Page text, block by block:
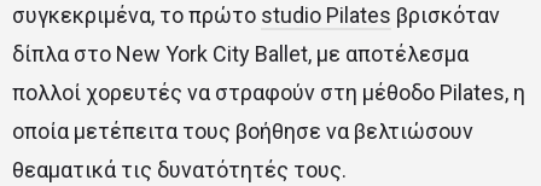
συγκεκριμένα, το πρώτο studio Pilates βρισκόταν
δίπλα στο New York City Ballet, με αποτέλεσμα
πολλοί χορευτές να στραφούν στη μέθοδο Pilates, η
οποία μετέπειτα τους βοήθησε να βελτιώσουν
θεαματικά τις δυνατότητές τους.